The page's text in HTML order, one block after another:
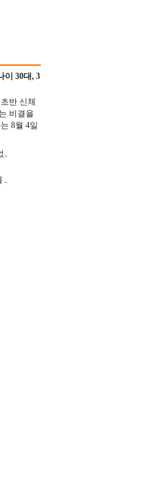
이 30대, 3
반 신체
비결을
8월 4일
..
..